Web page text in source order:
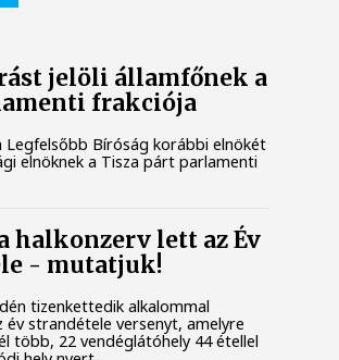
jelöli államfőnek a
frakciója
Legfelsőbb Bíróság korábbi elnökét
elnöknek a Tisza párt parlamenti
halkonzerv lett az Év
- mutatjuk!
tizenkettedik alkalommal
strandétele versenyt, amelyre
több, 22 vendéglátóhely 44 étellel